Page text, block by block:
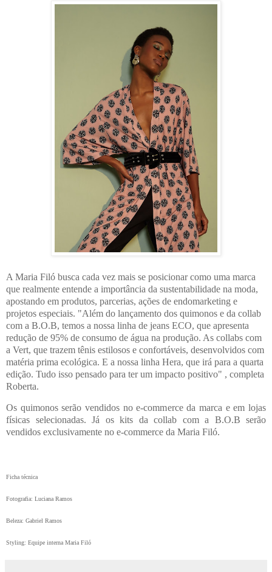
A Maria Filó busca cada vez mais se posicionar como uma marca
que realmente entende a importância da sustentabilidade na moda,
apostando em produtos, parcerias, ações de endomarketing e
projetos especiais. "Além do lançamento dos quimonos e da collab
com a B.O.B, temos a nossa linha de jeans ECO, que apresenta
redução de 95% de consumo de água na produção. As collabs com
a Vert, que trazem tênis estilosos e confortáveis, desenvolvidos com
matéria prima ecológica. E a nossa linha Hera, que irá para a quarta
edição. Tudo isso pensado para ter um impacto positivo" , completa
Roberta.
Os quimonos serão vendidos no e-commerce da marca e em lojas
físicas selecionadas. Já os kits da collab com a B.O.B serão
vendidos exclusivamente no e-commerce da Maria Filó.
Ficha técnica
Fotografia: Luciana Ramos
Beleza: Gabriel Ramos
Styling: Equipe interna Maria Filó